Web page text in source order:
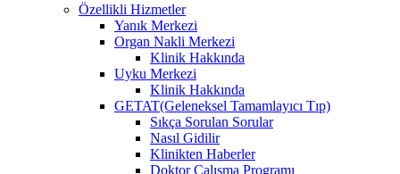
Özellikli Hizmetler
Yanık Merkezi
Organ Nakli Merkezi
Klinik Hakkında
Uyku Merkezi
Klinik Hakkında
GETAT(Geleneksel Tamamlayıcı Tıp)
Sıkça Sorulan Sorular
Nasıl Gidilir
Klinikten Haberler
Doktor Çalışma Programı